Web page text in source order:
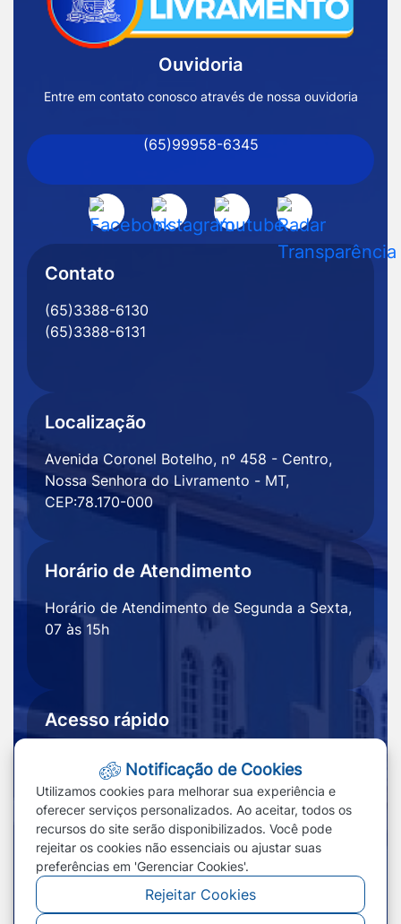
Página
Inicial
de
Senhora
do
Livramento
MT
Acessar
a
Social
Facebook
Acessar
a
Acessar
a
Acessar
a
Rede
Ouvidoria
Entre em contato conosco através de nossa ouvidoria
(65)99958-6345
Contato
(65)3388-6130
(65)3388-6131
Localização
Avenida Coronel Botelho, nº 458 - Centro,
Nossa Senhora do Livramento - MT,
CEP:78.170-000
Horário de Atendimento
Horário de Atendimento de Segunda a Sexta,
07 às 15h
Acesso rápido
Transparência
Redefinir cookies
Notificação de Cookies
Utilizamos cookies para melhorar sua experiência e
oferecer serviços personalizados. Ao aceitar, todos os
recursos do site serão disponibilizados. Você pode
rejeitar os cookies não essenciais ou ajustar suas
preferências em 'Gerenciar Cookies'.
Rejeitar Cookies